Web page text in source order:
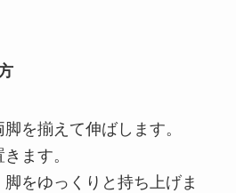
を揃えて伸ばします。
ます。
をゆっくりと持ち上げま